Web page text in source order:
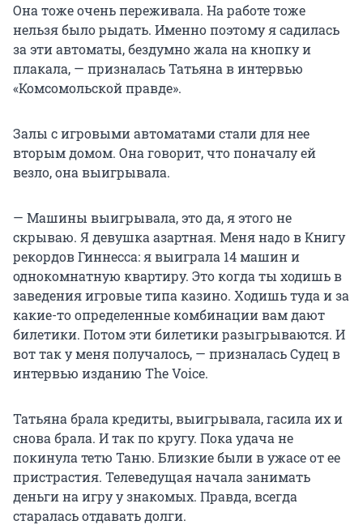
Она тоже очень переживала. На работе тоже
нельзя было рыдать. Именно поэтому я садилась
за эти автоматы, бездумно жала на кнопку и
плакала, — призналась Татьяна в интервью
«Комсомольской правде».
Залы с игровыми автоматами стали для нее
вторым домом. Она говорит, что поначалу ей
везло, она выигрывала.
— Машины выигрывала, это да, я этого не
скрываю. Я девушка азартная. Меня надо в Книгу
рекордов Гиннесса: я выиграла 14 машин и
однокомнатную квартиру. Это когда ты ходишь в
заведения игровые типа казино. Ходишь туда и за
какие-то определенные комбинации вам дают
билетики. Потом эти билетики разыгрываются. И
вот так у меня получалось, — призналась Судец в
интервью изданию The Voice.
Татьяна брала кредиты, выигрывала, гасила их и
снова брала. И так по кругу. Пока удача не
покинула тетю Таню. Близкие были в ужасе от ее
пристрастия. Телеведущая начала занимать
деньги на игру у знакомых. Правда, всегда
старалась отдавать долги.